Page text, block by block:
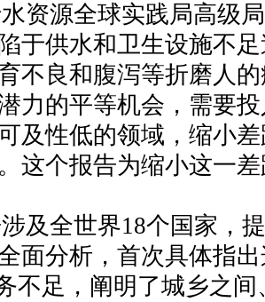
资源全球实践局高级
于供水和卫生设施不
不良和腹泻等折磨人
力的平等机会，需要
及性低的领域，缩小
这个报告为缩小这一
及全世界18个国家，
面分析，首次具体指
不足，阐明了城乡之